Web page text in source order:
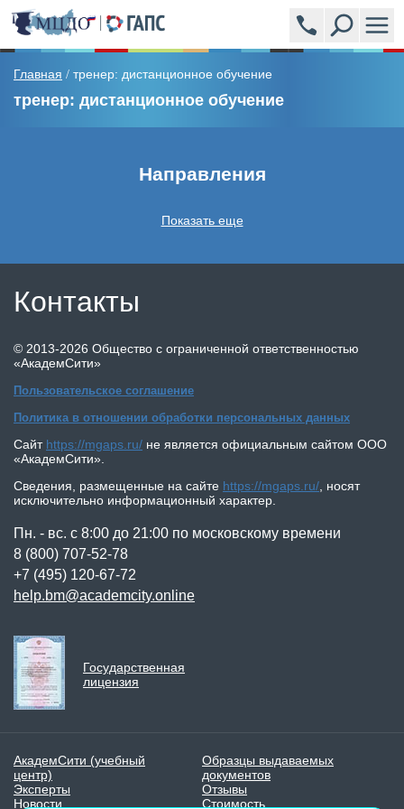
ПРОГРАММЫ
ОБРАЗЦЫ ВЫДАВАЕМЫХ ДОКУМЕНТОВ
ОТЗЫВЫ
СТОИМОСТЬ
КОНТАКТЫ
Главная / тренер: дистанционное обучение
тренер: дистанционное обучение
Направления
Показать еще
Контакты
© 2013-2026 Общество с ограниченной ответственностью
«АкадемСити»
Пользовательское соглашение
Политика в отношении обработки персональных данных
Сайт https://mgaps.ru/ не является официальным сайтом ООО
«АкадемСити»
Сведения, размещенные на сайте https://mgaps.ru/ носят
исключительно информационный характер.
Пн. - вс. с 8:00 до 21:00 по московскому времени
8 (800) 707-52-78
+7 (495) 120-67-72
help.bm@academcity.online
Государственная
лицензия
АкадемСити (учебный
центр)
Эксперты
Новости
Образцы выдаваемых
документов
Отзывы
Стоимость